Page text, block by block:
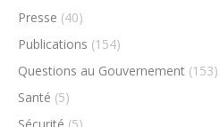
Presse (40)
Publications (154)
Questions au Gouvernement (153)
Santé (5)